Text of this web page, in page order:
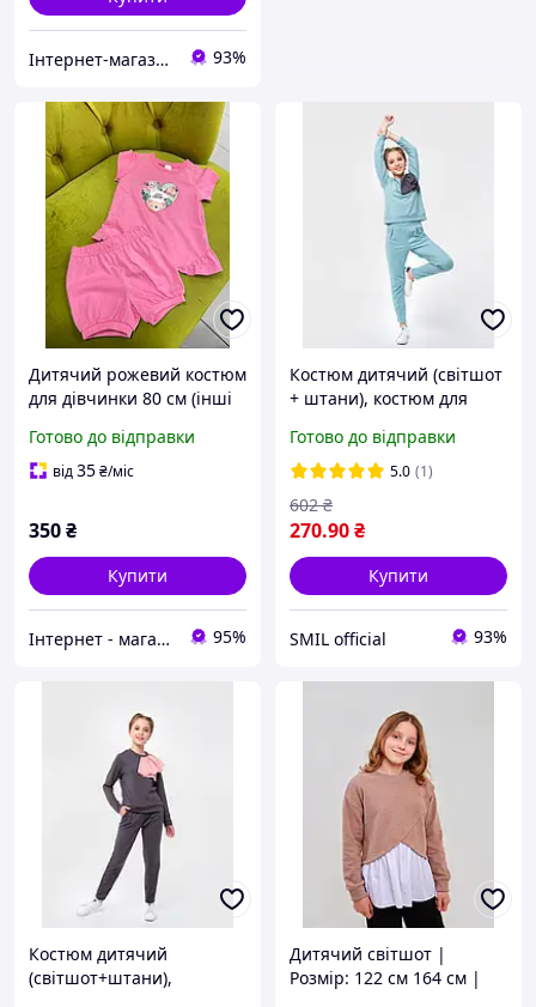
Інтернет-магазин "MiLSi" 93%
Дитячий рожевий костюм
для дівчинки 80 см (інші
Готово до відправки
від35₴/міс
350₴
Купити
Інтернет - магазин одягу та взуття Зiрочка 95%
Костюм дитячий (світшот
+ штани), костюм для
дівчинку, світшот на
дівчинку, теплий костюм
Готово до відправки
5.0 (1)
270.90₴
602 ₴
Купити
SMIL official 93%
Костюм дитячий
(світшот+штани),
Дитячий світшот |
Розмір: 122 см 164 см |